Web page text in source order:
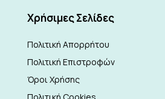
Xρήσιμες Σελίδες
Πολιτική Απορρήτου
Πολιτική Επιστροφών
Όροι Χρήσης